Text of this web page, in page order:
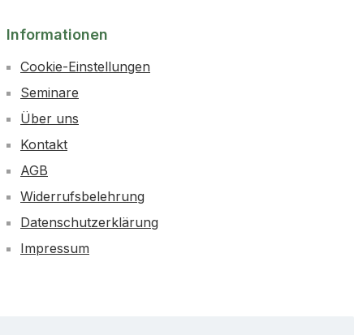
Informationen
Cookie-Einstellungen
Seminare
Über uns
Kontakt
AGB
Widerrufsbelehrung
Datenschutzerklärung
Impressum